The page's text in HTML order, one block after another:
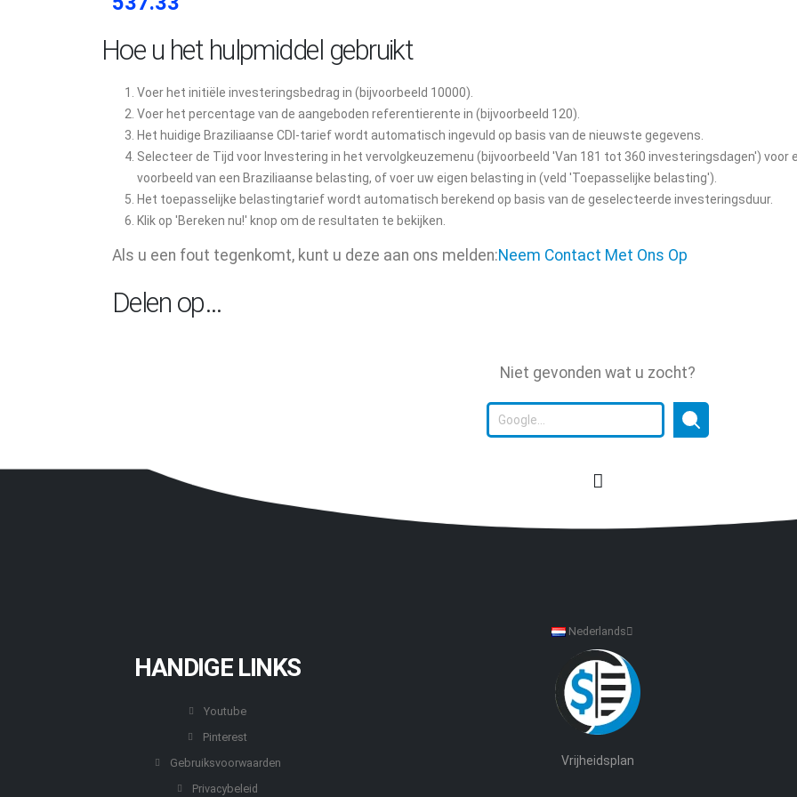
Hoe u het hulpmiddel gebruikt
Voer het initiële investeringsbedrag in (bijvoorbeeld 10000).
Voer het percentage van de aangeboden referentierente in (bijvoorbeeld 120).
Het huidige Braziliaanse CDI-tarief wordt automatisch ingevuld op basis van de nieuwste gegevens.
Selecteer de Tijd voor Investering in het vervolgkeuzemenu (bijvoorbeeld 'Van 181 tot 360 investeringsdagen') voor
voorbeeld van een Braziliaanse belasting, of voer uw eigen belasting in (veld 'Toepasselijke belasting').
Het toepasselijke belastingtarief wordt automatisch berekend op basis van de geselecteerde investeringsduur.
Klik op 'Bereken nu!' knop om de resultaten te bekijken.
Als u een fout tegenkomt, kunt u deze aan ons melden:Neem Contact Met Ons Op
Delen op…
Niet gevonden wat u zocht?
Nederlands
HANDIGE LINKS
Youtube
Pinterest
Gebruiksvoorwaarden
Privacybeleid
Vrijheidsplan